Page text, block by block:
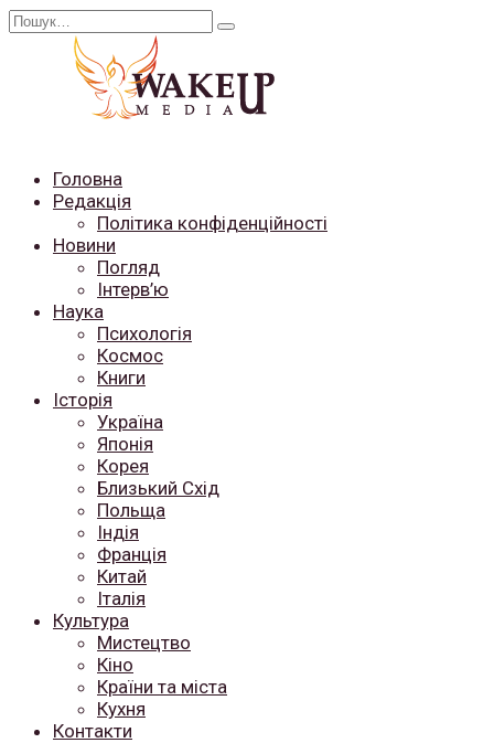
Перейти
Search
Головна
Редакція
Політика конфіденційності
Новини
Погляд
Інтерв’ю
Наука
Психологія
Космос
Книги
Історія
Україна
Японія
Корея
Близький Схід
Польща
Індія
Франція
Китай
Італія
Культура
Мистецтво
Кіно
Країни та міста
Кухня
Контакти